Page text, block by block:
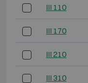
III 110
III 170
III 210
III 310